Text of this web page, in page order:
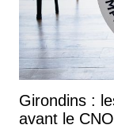
Girondins :
avant le